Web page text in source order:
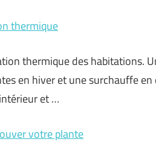
thermique
thermique des habitations.
en hiver et une surchauffe
et …
votre plante